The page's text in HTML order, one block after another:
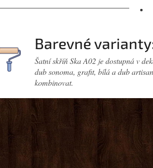
•
Barevné
Šatní skříň Ska A02 je dostupná v
dub sonoma, grafit, bílá a dub
kombinovat.